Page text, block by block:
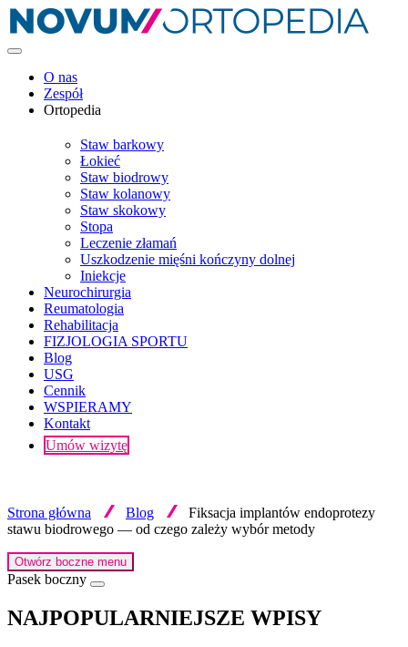
O nas
Zespół
Ortopedia
Staw barkowy
Łokieć
Staw biodrowy
Staw kolanowy
Staw skokowy
Stopa
Leczenie złamań
Uszkodzenie mięśni kończyny dolnej
Iniekcje
Neurochirurgia
Reumatologia
Rehabilitacja
FIZJOLOGIA SPORTU
Blog
USG
Cennik
WSPIERAMY
Kontakt
Umów wizytę
Strona główna Blog
Fiksacja implantów endoprotezy
stawu biodrowego — od czego zależy wybór metody
Otwórz boczne menu
Pasek boczny
NAJPOPULARNIEJSZE WPISY